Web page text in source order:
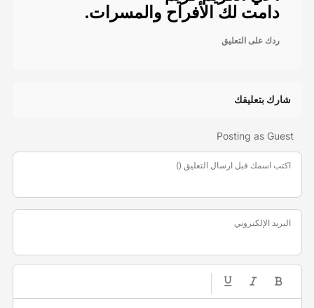
دامت لك الأفراح والمسرات.
ردك على التعليق
شارك بتعليقك
Posting as Guest
اكتب اسمك قبل ارسال التعليق ()
البريد الإلكتروني
-